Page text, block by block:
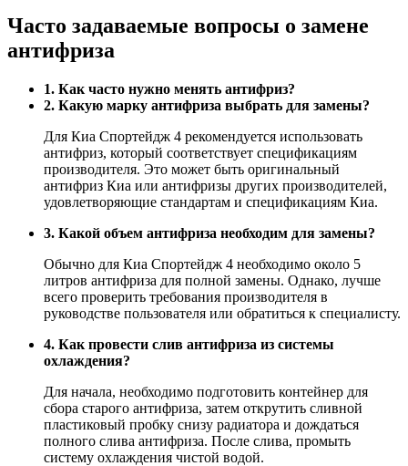
Часто задаваемые вопросы о замене
антифриза
1. Как часто нужно менять антифриз?
2. Какую марку антифриза выбрать для замены?
Для Киа Спортейдж 4 рекомендуется использовать
антифриз, который соответствует спецификациям
производителя. Это может быть оригинальный
антифриз Киа или антифризы других производителей,
удовлетворяющие стандартам и спецификациям Киа.
3. Какой объем антифриза необходим для замены?
Обычно для Киа Спортейдж 4 необходимо около 5
литров антифриза для полной замены. Однако, лучше
всего проверить требования производителя в
руководстве пользователя или обратиться к специалисту.
4. Как провести слив антифриза из системы
охлаждения?
Для начала, необходимо подготовить контейнер для
сбора старого антифриза, затем открутить сливной
пластиковый пробку снизу радиатора и дождаться
полного слива антифриза. После слива, промыть
систему охлаждения чистой водой.